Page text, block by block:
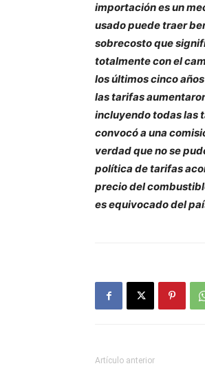
importación es un
usado puede traer
sobrecosto que
totalmente con el
los últimos cinco
las tarifas
incluyendo todas las
convocó a una
verdad que no se
política de tarifas
precio del
es equivocado del
Artículo anterior